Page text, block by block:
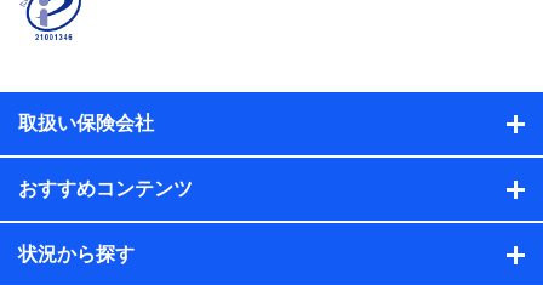
係、保険加入の目的、保険商品の内容、保険料、保険料
のお支払方法、車のメーカーや走行距離などの情報、建
ル内容や送信履歴の情報及び保険の更改案内等を提供し
保険契約情報
当社または株式会社NTTドコモ・フィナンシャルグルー
プが取得し、又は保有する保険契約に関する情報。例と
して、保険契約者及び被保険者の氏名、住所、生年月
取扱い保険会社
おすすめコンテンツ
状況から探す